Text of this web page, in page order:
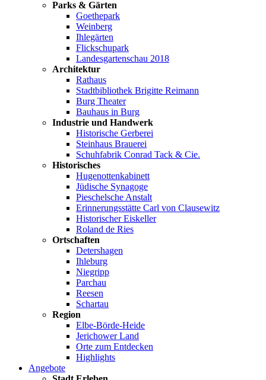
Parks & Gärten
Goethepark
Weinberg
Ihlegärten
Flickschupark
Landesgartenschau 2018
Architektur
Rathaus
Stadtbibliothek Brigitte Reimann
Burg Theater
Bauhaus in Burg
Industrie und Handwerk
Historische Gerberei
Steinhaus Brauerei
Schuhfabrik Conrad Tack & Cie.
Historisches
Hugenottenkabinett
Jüdische Synagoge
Pieschelsche Anstalt
Erinnerungsstätte Carl von Clausewitz
Historischer Eiskeller
Roland de Ries
Ortschaften
Detershagen
Ihleburg
Niegripp
Parchau
Reesen
Schartau
Region
Elbe-Börde-Heide
Jerichower Land
Orte zum Entdecken
Highlights
Angebote